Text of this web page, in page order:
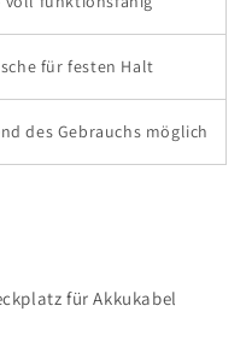
für festen Halt
des Gebrauchs möglich
für Akkukabel